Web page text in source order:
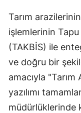
Tarım
işlemlerinin
(TAKBİS) ile
ve doğru bir
amacıyla
yazılımı
müdürlüklerinde